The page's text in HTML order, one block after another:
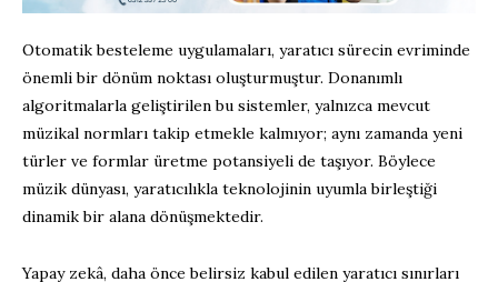
Otomatik besteleme uygulamaları, yaratıcı sürecin evriminde
önemli bir dönüm noktası oluşturmuştur. Donanımlı
algoritmalarla geliştirilen bu sistemler, yalnızca mevcut
müzikal normları takip etmekle kalmıyor; aynı zamanda yeni
türler ve formlar üretme potansiyeli de taşıyor. Böylece
müzik dünyası, yaratıcılıkla teknolojinin uyumla birleştiği
dinamik bir alana dönüşmektedir.
Yapay zekâ, daha önce belirsiz kabul edilen yaratıcı sınırları